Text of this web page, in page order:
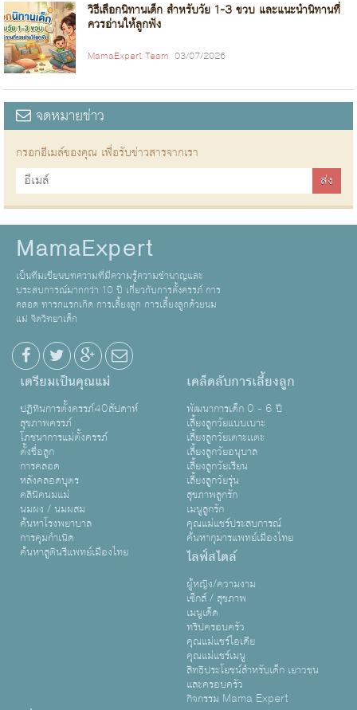
วิธีเลือกนิทานเด็ก สำหรับวัย 1-3 ขวบ และแนะนำนิทานที่
ควรอ่านให้ลูกฟัง
MamaExpert Team 03/07/2026
จดหมายข่าว
กรอกอีเมล์ของคุณ เพื่อรับข่าวสารจากเรา
MamaExpert
เป็นทีมเขียนบทความที่มีความรู้ความชำนาญและ
ประสบการณ์มากกว่า 10 ปี เกี่ยวกับการตั้งครรภ์ การ
คลอด ทารกแรกเกิด การเลี้ยงลูก การเลี้ยงลูกด้วยนม
แม่ จิตวิทยาเด็ก
เตรียมเป็นคุณแม่
ปฏิทินการตั้งครรภ์40สัปดาห์
สุขภาพครรภ์
โภชนาการแม่ตั้งครรภ์
ตั้งชื่อลูก
การคลอด
หลังคลอดบุตร
คลินิคนมแม่
นมผง / นมผสม
ค้นหาโรงพยาบาล
การคุมกำเนิด
ค้นหาสูตินรีแพทย์เมืองไทย
เคล็ดลับการเลี้ยงลูก
พัฒนาการเด็ก 0 - 6 ปี
เลี้ยงลูกวัยแบบเบาะ
เลี้ยงลูกวัยเตาะเเตะ
เลี้ยงลูกวัยอนุบาล
เลี้ยงลูกวัยเรียน
เลี้ยงลูกวัยรุ่น
สุขภาพลูกรัก
เมนูลูกรัก
คุณแม่แชร์ประสบการณ์
ค้นหากุมารแพทย์เมืองไทย
ไลฟ์สไตล์
ผู้หญิง/ความงาม
เซ็กส์ / สุขภาพ
เมนูเด็ด
ทริปครอบครัว
คุณแม่แชร์ไอเดีย
คุณแม่แชร์เมนู
สิทธิประโยชน์สำหรับเด็ก เยาวชน
และครอบครัว
กิจกรรม Mama Expert